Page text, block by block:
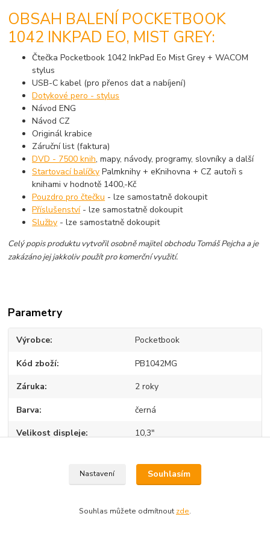
OBSAH BALENÍ POCKETBOOK
1042 INKPAD EO, MIST GREY:
Čtečka Pocketbook 1042 InkPad Eo Mist Grey + WACOM
stylus
USB-C kabel (pro přenos dat a nabíjení)
Dotykové pero - stylus
Návod ENG
Návod CZ
Originál krabice
Záruční list (faktura)
DVD - 7500 knih, mapy, návody, programy, slovníky a další
Startovací balíčky Palmknihy + eKnihovna + CZ autoři s
knihami v hodnotě 1400,-Kč
Pouzdro pro čtečku - lze samostatně dokoupit
Příslušenství- lze samostatně dokoupit
Služby - lze samostatně dokoupit
Celý popis produktu vytvořil osobně majitel obchodu Tomáš Pejcha a je
zakázáno jej jakkoliv použít pro komerční využití.
Parametry
Výrobce Pocketbook
Kód zboží PB1042MG
Záruka 2 roky
Barva černá
Velikost displeje 10,3"
Rozlišení displeje 2480x1860
Nastavení Souhlasím
Souhlas můžete odmítnout zde.